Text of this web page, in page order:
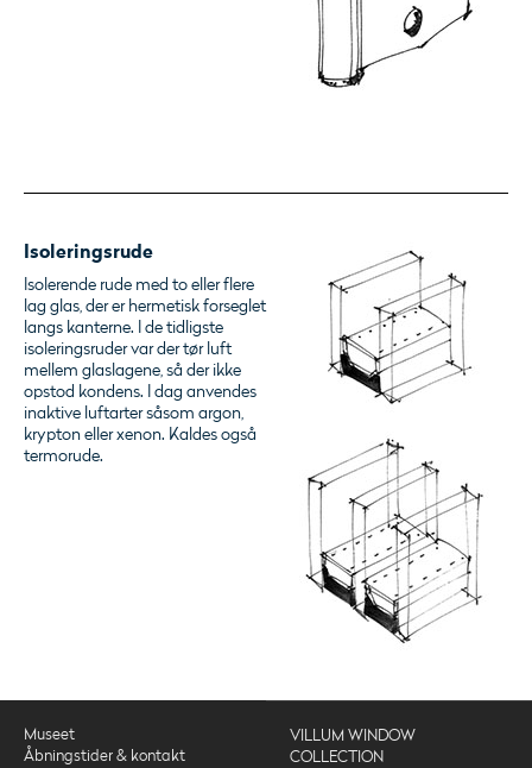
Isoleringsrude
Isolerende rude med to eller flere
lag glas, der er hermetisk forseglet
langs kanterne. I de tidligste
isoleringsruder var der tør luft
mellem glaslagene, så der ikke
opstod kondens. I dag anvendes
inaktive luftarter såsom argon,
krypton eller xenon. Kaldes også
termorude.
Museet
Åbningstider & kontakt
VILLUM WINDOW
COLLECTION